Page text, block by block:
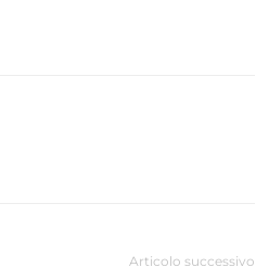
Articolo successivo